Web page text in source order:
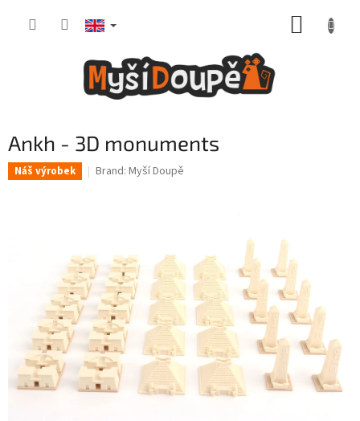
Ankh - 3D monuments
Náš výrobek Brand: Myší Doupě